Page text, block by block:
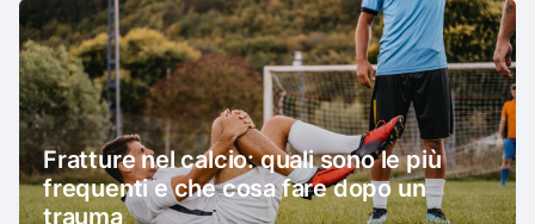
Fratture nel calcio: quali sono le più
frequenti e che cosa fare dopo un
trauma